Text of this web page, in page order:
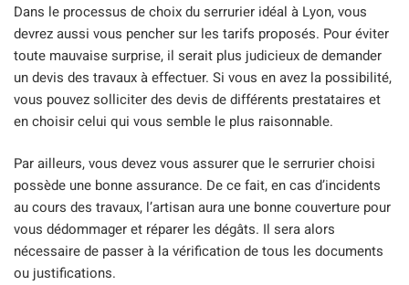
Dans le processus de choix du serrurier idéal à Lyon, vous
devrez aussi vous pencher sur les tarifs proposés. Pour éviter
toute mauvaise surprise, il serait plus judicieux de demander
un devis des travaux à effectuer. Si vous en avez la possibilité,
vous pouvez solliciter des devis de différents prestataires et
en choisir celui qui vous semble le plus raisonnable.
Par ailleurs, vous devez vous assurer que le serrurier choisi
possède une bonne assurance. De ce fait, en cas d’incidents
au cours des travaux, l’artisan aura une bonne couverture pour
vous dédommager et réparer les dégâts. Il sera alors
nécessaire de passer à la vérification de tous les documents
ou justifications.